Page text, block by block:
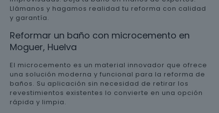
Llámanos y hagamos realidad tu reforma con calidad
y garantía.
Reformar un baño con microcemento en
Moguer, Huelva
El microcemento es un material innovador que ofrece
una solución moderna y funcional para la reforma de
baños. Su aplicación sin necesidad de retirar los
revestimientos existentes lo convierte en una opción
rápida y limpia.